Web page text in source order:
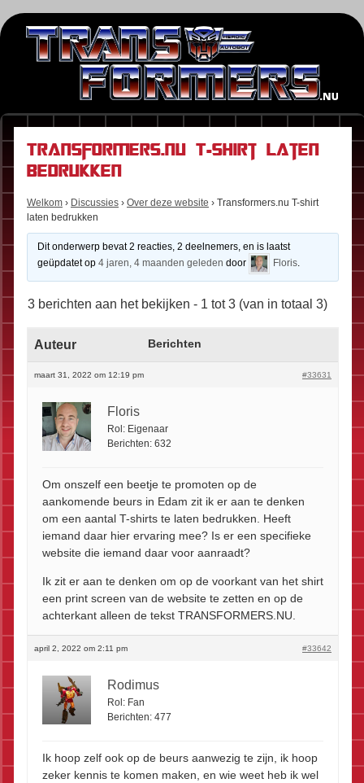
Transformers.nu T-shirt laten
bedrukken
Welkom › Discussies › Over deze website › Transformers.nu T-shirt
laten bedrukken
Dit onderwerp bevat 2 reacties, 2 deelnemers, en is laatst
geüpdatet op 4 jaren, 4 maanden geleden door Floris.
3 berichten aan het bekijken - 1 tot 3 (van in totaal 3)
Auteur Berichten
maart 31, 2022 om 12:19 pm #33631
Floris
Rol: Eigenaar
Berichten: 632
Om onszelf een beetje te promoten op de
aankomende beurs in Edam zit ik er aan te denken
om een aantal T-shirts te laten bedrukken. Heeft
iemand daar hier ervaring mee? Is er een specifieke
website die iemand daar voor aanraadt?
Ik zit er aan te denken om op de voorkant van het shirt
een print screen van de website te zetten en op de
achterkant alleen de tekst TRANSFORMERS.NU.
april 2, 2022 om 2:11 pm #33642
Rodimus
Rol: Fan
Berichten: 477
Ik hoop zelf ook op de beurs aanwezig te zijn, ik hoop
zeker kennis te komen maken, en wie weet heb ik wel